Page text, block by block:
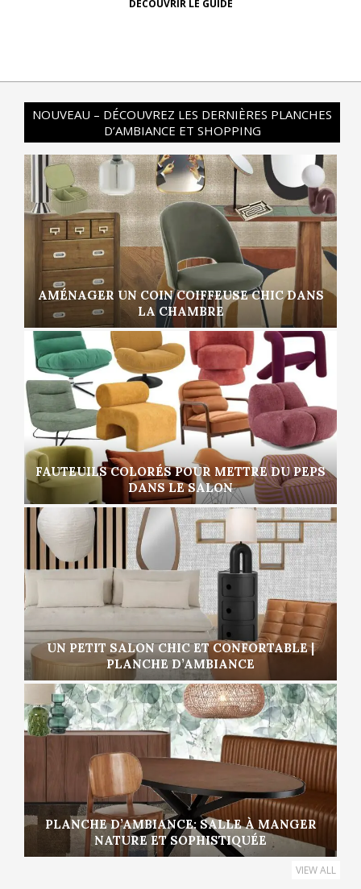
DÉCOUVRIR LE GUIDE
NOUVEAU – DÉCOUVREZ LES DERNIÈRES PLANCHES
D’AMBIANCE ET SHOPPING
AMÉNAGER UN COIN COIFFEUSE CHIC DANS
LA CHAMBRE
FAUTEUILS COLORÉS POUR METTRE DU PEPS
DANS LE SALON
UN PETIT SALON CHIC ET CONFORTABLE |
PLANCHE D’AMBIANCE
PLANCHE D’AMBIANCE: SALLE À MANGER
NATURE ET SOPHISTIQUÉE
VIEW ALL